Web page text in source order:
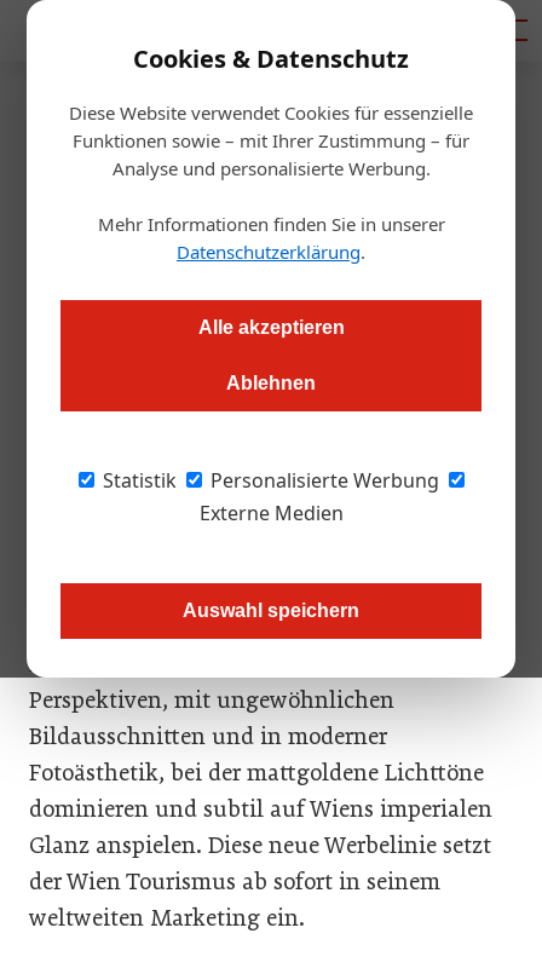
Cookies & Datenschutz
Diese Website verwendet Cookies für essenzielle
Funktionen sowie – mit Ihrer Zustimmung – für
Analyse und personalisierte Werbung.
Mehr Informationen finden Sie in unserer
Datenschutzerklärung.
Alle akzeptieren
Ablehnen
Statistik
Personalisierte Werbung
Externe Medien
Auswahl speichern
Startseite/Gastro & Hotel
Jetzt oder nie
Redaktion.OEGZ 27.10.2009, 15:18 Uhr
Vorige Woche wurde bei der Wiener Tourismuskonferenz von
Geschäftsführer der Werbeagentur Jung von Matt/Donau,
die mit Spannung erwartete neue Werbelinie des Wien
„Wien – jetzt oder nie“ lautet der neue Slogan,
platziert ist, das als Logo ebenso wirkungsvoll
ist wie als zentrales Element der neuen
Bildsprache. Diese zeigt Wien aus spannenden
Perspektiven, mit ungewöhnlichen
Bildausschnitten und in moderner
Fotoästhetik, bei der mattgoldene Lichttöne
dominieren und subtil auf Wiens imperialen
Glanz anspielen. Diese neue Werbelinie setzt
der Wien Tourismus ab sofort in seinem
weltweiten Marketing ein.